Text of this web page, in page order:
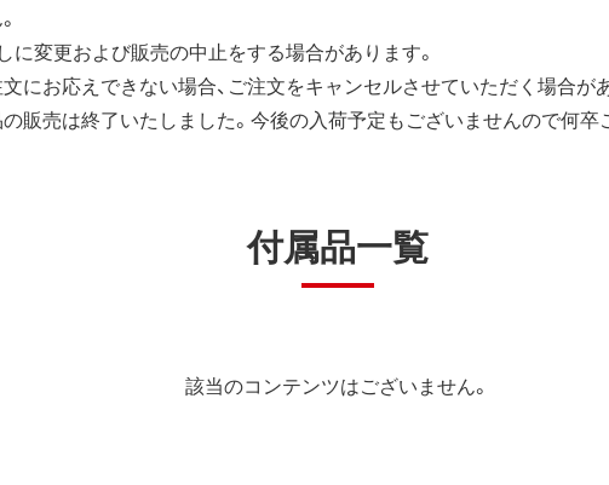
に変更および販売の中止をする場合があります。
にお応えできない場合、ご注文をキャンセルさせていただく場合が
販売は終了いたしました。今後の入荷予定もございませんので何卒
付属品一覧
該当のコンテンツはございません。